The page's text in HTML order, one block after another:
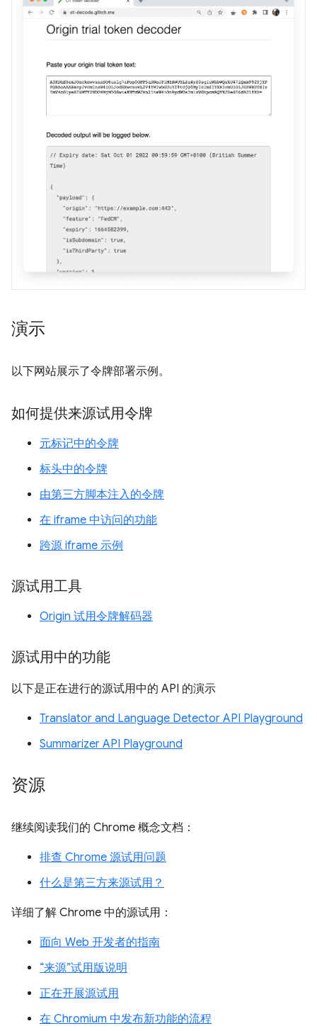
演示
以下网站展示了令牌部署示例。
如何提供来源试用令牌
元标记中的令牌
标头中的令牌
由第三方脚本注入的令牌
在 iframe 中访问的功能
跨源 iframe 示例
源试用工具
Origin 试用令牌解码器
源试用中的功能
以下是正在进行的源试用中的 API 的演示
Translator and Language Detector API Playground
Summarizer API Playground
资源
继续阅读我们的 Chrome 概念文档：
排查 Chrome 源试用问题
什么是第三方来源试用？
详细了解 Chrome 中的源试用：
面向 Web 开发者的指南
“来源”试用版说明
正在开展源试用
在 Chromium 中发布新功能的流程